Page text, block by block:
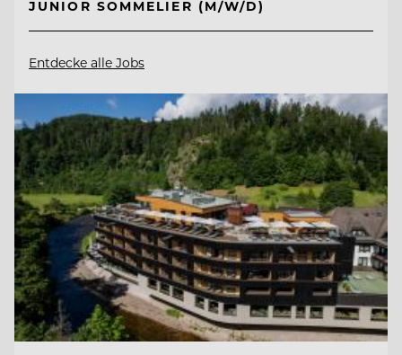
JUNIOR SOMMELIER (M/W/D)
Entdecke alle Jobs